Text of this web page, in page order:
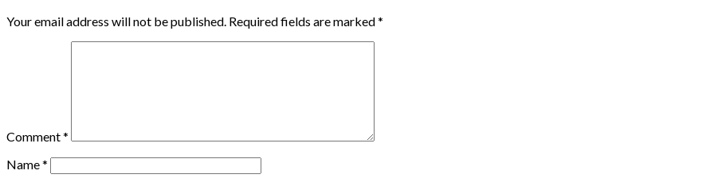
Your email address will not be published. Required fields are marked*
Comment*
Name*